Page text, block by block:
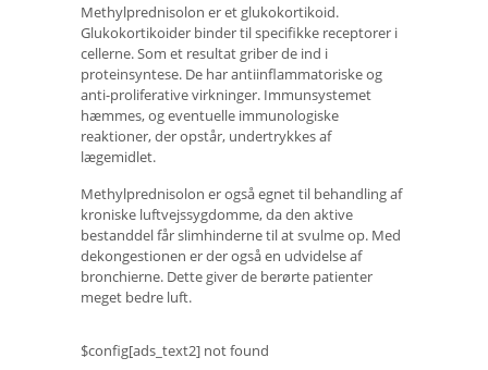
Methylprednisolon er et glukokortikoid.
Glukokortikoider binder til specifikke receptorer i
cellerne. Som et resultat griber de ind i
proteinsyntese. De har antiinflammatoriske og
anti-proliferative virkninger. Immunsystemet
hæmmes, og eventuelle immunologiske
reaktioner, der opstår, undertrykkes af
lægemidlet.
Methylprednisolon er også egnet til behandling af
kroniske luftvejssygdomme, da den aktive
bestanddel får slimhinderne til at svulme op. Med
dekongestionen er der også en udvidelse af
bronchierne. Dette giver de berørte patienter
meget bedre luft.
$config[ads_text2] not found